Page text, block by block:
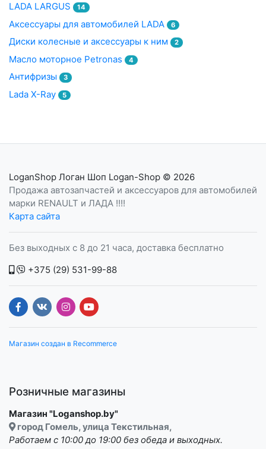
LADA LARGUS 14
Аксессуары для автомобилей LADA 6
Диски колесные и аксессуары к ним 2
Масло моторное Petronas 4
Антифризы 3
Lada X-Ray 5
LoganShop Логан Шоп Logan-Shop © 2026
Продажа автозапчастей и аксессуаров для автомобилей
марки RENAULT и ЛАДА !!!!
Карта сайта
Без выходных с 8 до 21 часа, доставка бесплатно
+375 (29) 531-99-88
Магазин создан в Recommerce
Розничные магазины
Магазин "Loganshop.by"
город Гомель, улица Текстильная,
Работаем с 10:00 до 19:00 без обеда и выходных.